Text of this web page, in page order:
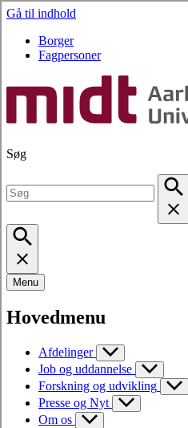
Gå til indhold
Borger
Fagpersoner
Søg
Menu
Hovedmenu
Afdelinger
Job og uddannelse
Forskning og udvikling
Presse og Nyt
Om os